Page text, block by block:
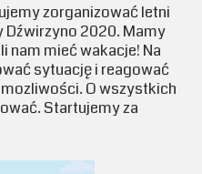
zorganizować letni
2020. Mamy
nam mieć wakacje! Na
sytuację i reagować
O wszystkich
Startujemy za